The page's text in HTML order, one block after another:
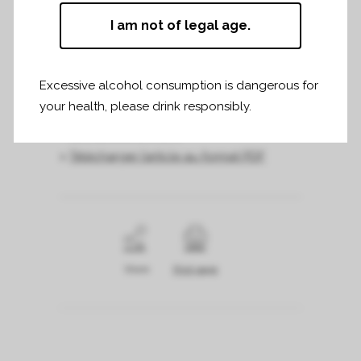
la peinture, avec un goût affirmé pour les
un connaisseur, un curieux. (…)
Télécharger l’article au format PDF
Print page
I am not of legal age.
Excessive alcohol consumption is dangerous for
your health, please drink responsibly.